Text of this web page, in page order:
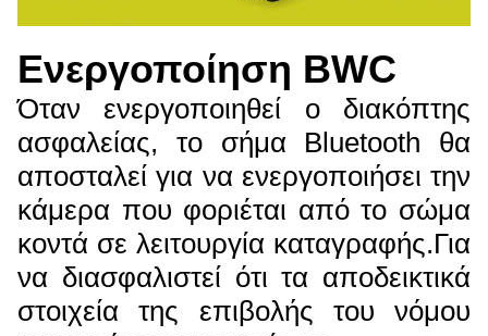
Ενεργοποίηση BWC
Όταν ενεργοποιηθεί ο διακόπτης
ασφαλείας, το σήμα Bluetooth θα
αποσταλεί για να ενεργοποιήσει την
κάμερα που φοριέται από το σώμα
κοντά σε λειτουργία καταγραφής.Για
να διασφαλιστεί ότι τα αποδεικτικά
στοιχεία της επιβολής του νόμου